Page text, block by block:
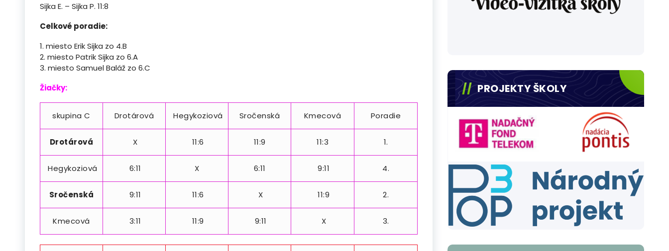
Sijka E. – Sijka P. 11:8
Celkové poradie:
1. miesto Erik Sijka zo 4.B
2. miesto Patrik Sijka zo 6.A
3. miesto Samuel Baláž zo 6.C
Žiačky:
skupina C Drotárová Hegykoziová Sročenská Kmecová Poradie
Drotárová X 11:6 11:9 11:3 1.
Hegykoziová 6:11 X 6:11 9:11 4.
Sročenská 9:11 11:6 X 11:9 2.
Kmecová 3:11 11:9 9:11 X 3.
PROJEKTY ŠKOLY